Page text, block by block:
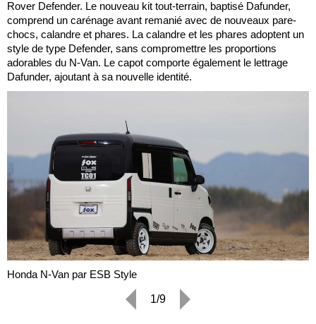
Rover Defender. Le nouveau kit tout-terrain, baptisé Dafunder,
comprend un carénage avant remanié avec de nouveaux pare-
chocs, calandre et phares. La calandre et les phares adoptent un
style de type Defender, sans compromettre les proportions
adorables du N-Van. Le capot comporte également le lettrage
Dafunder, ajoutant à sa nouvelle identité.
Honda N-Van par ESB Style
1/9